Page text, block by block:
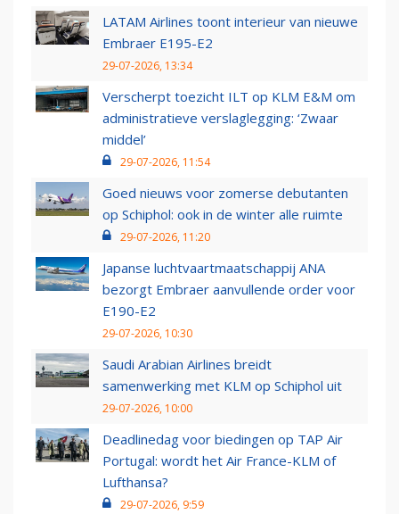
LATAM Airlines toont interieur van nieuwe
Embraer E195-E2
29-07-2026, 13:34
Verscherpt toezicht ILT op KLM E&M om
administratieve verslaglegging: ‘Zwaar
middel’
29-07-2026, 11:54
Goed nieuws voor zomerse debutanten
op Schiphol: ook in de winter alle ruimte
29-07-2026, 11:20
Japanse luchtvaartmaatschappij ANA
bezorgt Embraer aanvullende order voor
E190-E2
29-07-2026, 10:30
Saudi Arabian Airlines breidt
samenwerking met KLM op Schiphol uit
29-07-2026, 10:00
Deadlinedag voor biedingen op TAP Air
Portugal: wordt het Air France-KLM of
Lufthansa?
29-07-2026, 9:59